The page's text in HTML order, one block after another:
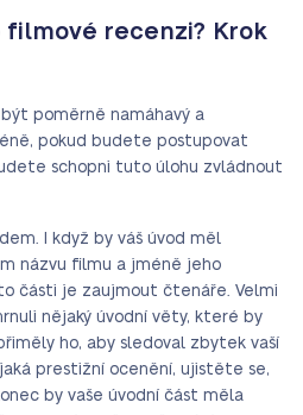
recenzi? Krok
poměrně namáhavý a
pokud budete postupovat
schopni tuto úlohu zvládnout
I když by váš úvod měl
názvu filmu a jméně jeho
části je zaujmout čtenáře. Velmi
nějaký úvodní věty, které by
ho, aby sledoval zbytek vaší
prestižní ocenění, ujistěte se,
by vaše úvodní část měla